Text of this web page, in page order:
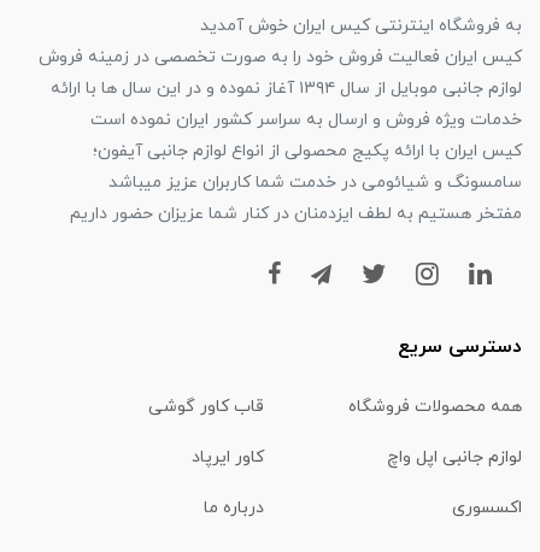
به فروشگاه اینترنتی کیس ایران خوش آمدید
کیس ایران فعالیت فروش خود را به صورت تخصصی در زمینه فروش
لوازم جانبی موبایل از سال ۱۳۹۴ آغاز نموده و در این سال ها با ارائه
خدمات ویژه فروش و ارسال به سراسر کشور ایران نموده است
کیس ایران با ارائه پکیج محصولی از انواع لوازم جانبی آیفون؛
سامسونگ و شیائومی در خدمت شما کاربران عزیز میباشد
مفتخر هستیم به لطف ایزدمنان در کنار شما عزیزان حضور داریم
دسترسی سریع
همه محصولات فروشگاه قاب کاور گوشی
لوازم جانبی اپل واچ کاور ایرپاد
اکسسوری درباره ما